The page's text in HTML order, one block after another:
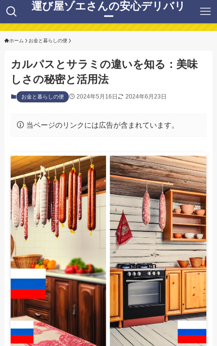
運び屋ゾエさんの安心デリバリ
ー
ホーム お金と暮らしの便
カルパスとサラミの違いを知る：美味
しさの秘密と活用法
お金と暮らしの便 2024年5月16日 2024年6月23日
当ページのリンクには広告が含まれています。